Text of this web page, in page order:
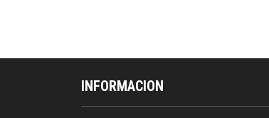
INFORMACION